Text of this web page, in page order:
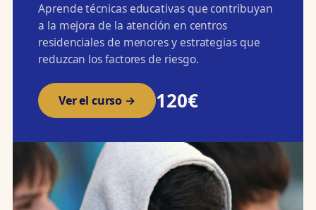
Aprende técnicas educativas que contribuyan
a la mejora de la atención en centros
residenciales de menores y estrategias que
reduzcan los factores de riesgo.
Ver el curso → 120€